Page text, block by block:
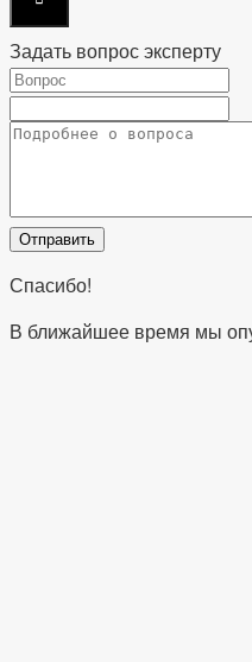
Задать вопрос эксперту
Спасибо!
В ближайшее время мы